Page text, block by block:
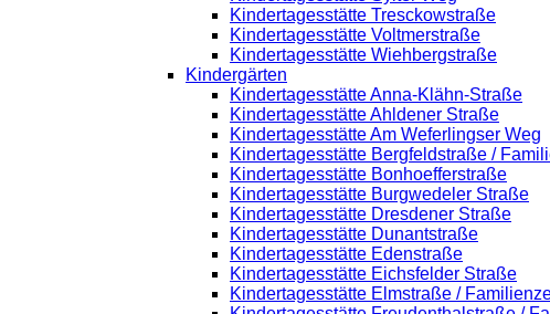
Kindertagesstätte Tresckowstraße
Kindertagesstätte Voltmerstraße
Kindertagesstätte Wiehbergstraße
Kindergärten
Kindertagesstätte Anna-Klähn-Straße
Kindertagesstätte Ahldener Straße
Kindertagesstätte Am Weferlingser Weg
Kindertagesstätte Bergfeldstraße /
Kindertagesstätte Bonhoefferstraße
Kindertagesstätte Burgwedeler Straße
Kindertagesstätte Dresdener Straße
Kindertagesstätte Dunantstraße
Kindertagesstätte Edenstraße
Kindertagesstätte Eichsfelder Straße
Kindertagesstätte Elmstraße /